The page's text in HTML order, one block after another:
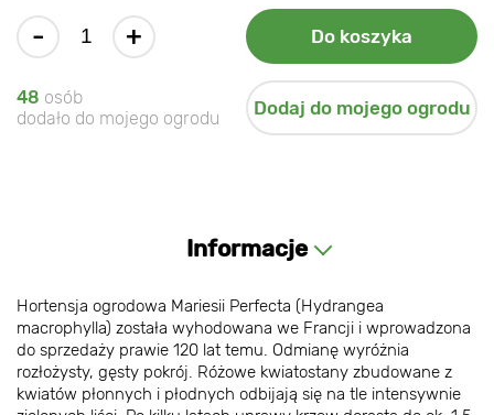
- + Do koszyka
48 osób
dodało do mojego ogrodu
Dodaj do mojego ogrodu
Informacje
Hortensja ogrodowa Mariesii Perfecta (Hydrangea
macrophylla) została wyhodowana we Francji i wprowadzona
do sprzedaży prawie 120 lat temu. Odmianę wyróżnia
rozłożysty, gęsty pokrój. Różowe kwiatostany zbudowane z
kwiatów płonnych i płodnych odbijają się na tle intensywnie